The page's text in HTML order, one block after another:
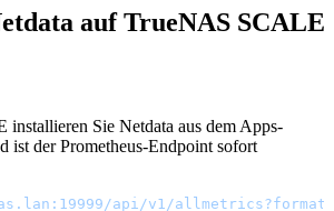
auf TrueNAS SCALE
Sie Netdata aus dem Apps-
ist der Prometheus-Endpoint sofort
api/v1/